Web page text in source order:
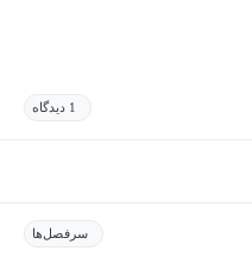
1 دیدگاه
سرفصل‌ها